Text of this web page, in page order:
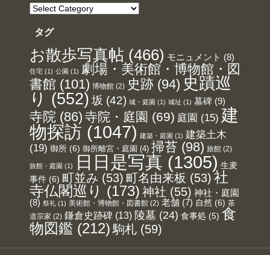
カ
テ
リ
ー
タグ
お散歩写真帖 (466) モニュメント (8)
住宅 (1) 公園 (1) 劇場・美術館・博物館・図
書館 (101) 博物館 (2) 史跡 (94) 史蹟巡
り (552) 坂 (42) 城・庭園 (1) 城址 (1) 墓碑 (9)
寺院 (86) 寺院・庭園 (69) 庭園 (15) 建
物探訪 (1047) 建築・庭園 (1) 建築土木
(19) 御所 (6) 御所離宮・庭園 (4) 掃苔 (98) 旅館 (2)
旅館・庭園 (1) 日日是写真 (1305) 生麦
事件 (6) 町並み (53) 町名由来板 (53) 社
寺仏閣巡り (173) 神社 (55) 神社・庭園
(8) 祭礼 (1) 美術館・博物館・図書館 (2) 老舗 (7) 自然 (6) 茶
道宗家 (2) 鎌倉史跡碑 (13) 陵墓 (24) 食事処 (5) 食
物図鑑 (212) 駒札 (59)